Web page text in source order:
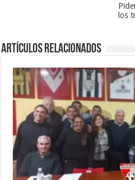
los
Artículos Relacionados